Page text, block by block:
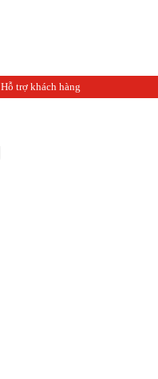
Hỗ trợ khách hàng